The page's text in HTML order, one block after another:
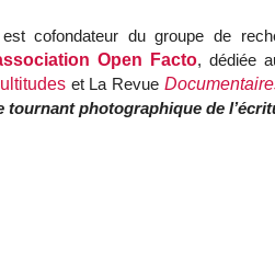
cofondateur du groupe de
Open Facto, dédiée
et La Revue
tournant photographique de